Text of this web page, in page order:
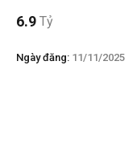
6.9 Tỷ
Ngày đăng: 11/11/2025